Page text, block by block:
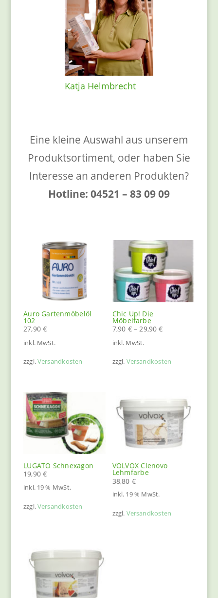
Katja Helmbrecht
Eine kleine Auswahl aus unserem
Produktsortiment, oder haben Sie
Interesse an anderen Produkten?
Hotline: 04521 – 83 09 09
Auro Gartenmöbelöl
102
27,90€
inkl. MwSt.
zzgl.Versandkosten
Chic Up! Die
Möbelfarbe
7,90 € –29,90€
inkl. MwSt.
zzgl. Versandkosten
LUGATO Schnexagon
19,90€
inkl. 19 % MwSt.
zzgl.Versandkosten
VOLVOX Clenovo
Lehmfarbe
38,80€
inkl. 19 % MwSt.
zzgl. Versandkosten